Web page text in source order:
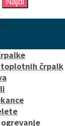
črpalk